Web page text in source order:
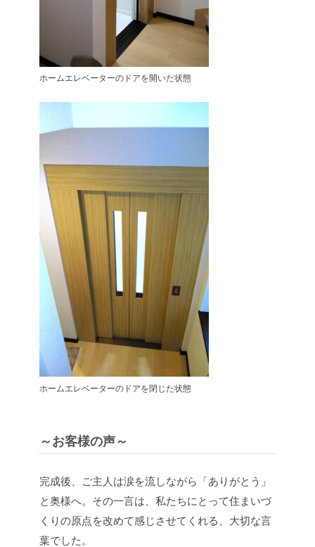
ホームエレベーターのドアを開いた状態
ホームエレベーターのドアを閉じた状態
～お客様の声～
完成後、ご主人は涙を流しながら「ありがとう」
と奥様へ。その一言は、私たちにとって住まいづ
くりの原点を改めて感じさせてくれる、大切な言
葉でした。